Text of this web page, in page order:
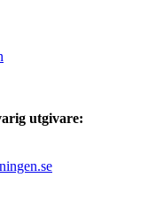
utgivare: